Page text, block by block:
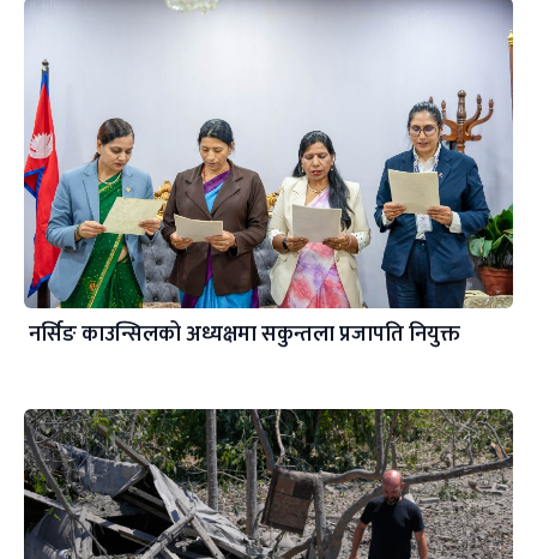
नर्सिङ काउन्सिलको अध्यक्षमा सकुन्तला प्रजापति नियुक्त